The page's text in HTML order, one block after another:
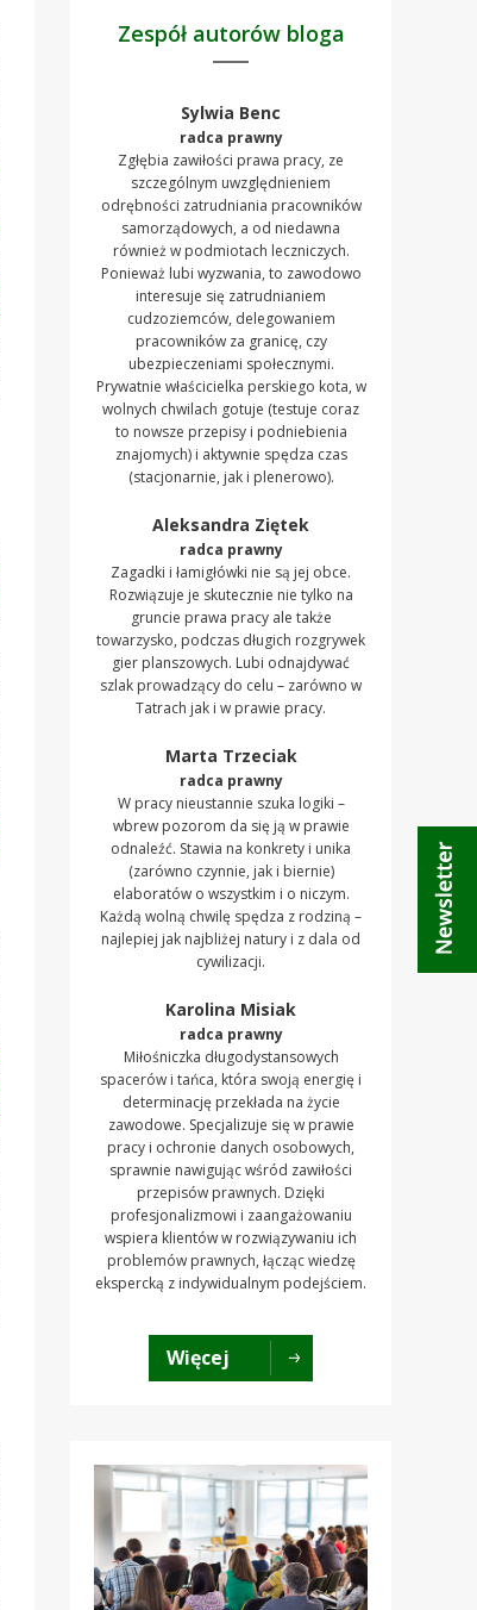
Zespół autorów bloga
Sylwia Benc
radca prawny
Zgłębia zawiłości prawa pracy, ze
szczególnym uwzględnieniem
odrębności zatrudniania pracowników
samorządowych, a od niedawna
również w podmiotach leczniczych.
Ponieważ lubi wyzwania, to zawodowo
interesuje się zatrudnianiem
cudzoziemców, delegowaniem
pracowników za granicę, czy
ubezpieczeniami społecznymi.
Prywatnie właścicielka perskiego kota, w
wolnych chwilach gotuje (testuje coraz
to nowsze przepisy i podniebienia
znajomych) i aktywnie spędza czas
(stacjonarnie, jak i plenerowo).
Aleksandra Ziętek
radca prawny
Zagadki i łamigłówki nie są jej obce.
Rozwiązuje je skutecznie nie tylko na
gruncie prawa pracy ale także
towarzysko, podczas długich rozgrywek
gier planszowych. Lubi odnajdywać
szlak prowadzący do celu – zarówno w
Tatrach jak i w prawie pracy.
Marta Trzeciak
radca prawny
W pracy nieustannie szuka logiki –
wbrew pozorom da się ją w prawie
odnaleźć. Stawia na konkrety i unika
(zarówno czynnie, jak i biernie)
elaboratów o wszystkim i o niczym.
Każdą wolną chwilę spędza z rodziną –
najlepiej jak najbliżej natury i z dala od
cywilizacji.
Karolina Misiak
radca prawny
Miłośniczka długodystansowych
spacerów i tańca, która swoją energię i
determinację przekłada na życie
zawodowe. Specjalizuje się w prawie
pracy i ochronie danych osobowych,
sprawnie nawigując wśród zawiłości
przepisów prawnych. Dzięki
profesjonalizmowi i zaangażowaniu
wspiera klientów w rozwiązywaniu ich
problemów prawnych, łącząc wiedzę
ekspercką z indywidualnym podejściem.
Więcej